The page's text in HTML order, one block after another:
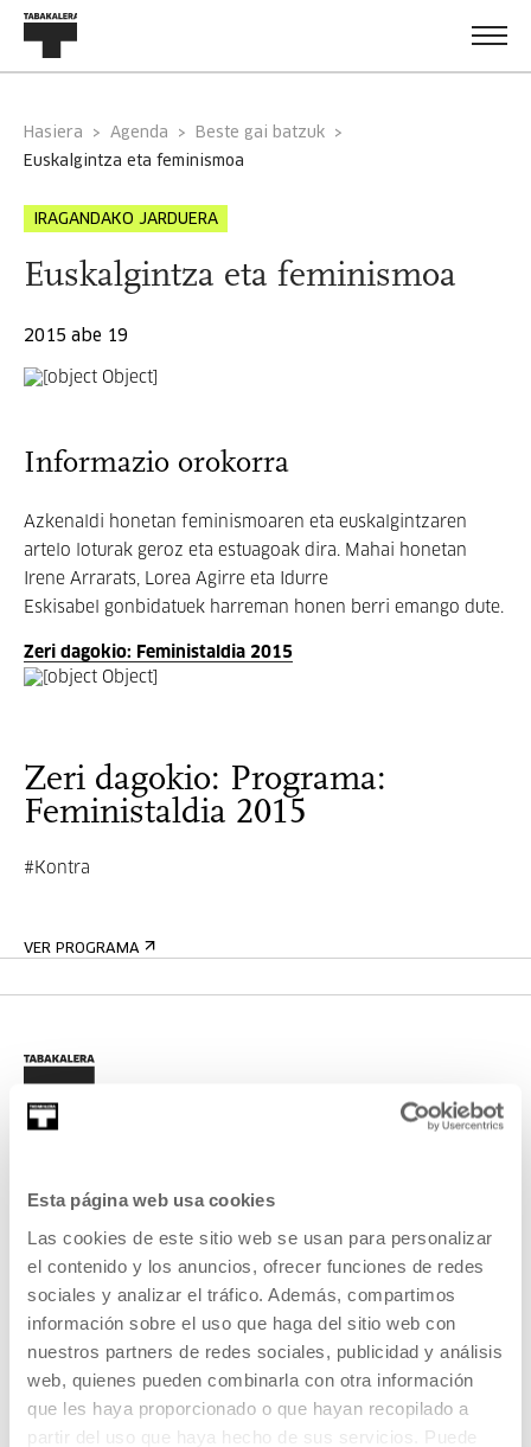
Esta página web usa cookies
Las cookies de este sitio web se usan para personalizar
el contenido y los anuncios, ofrecer funciones de redes
sociales y analizar el tráfico. Además, compartimos
información sobre el uso que haga del sitio web con
nuestros partners de redes sociales, publicidad y análisis
web, quienes pueden combinarla con otra información
que les haya proporcionado o que hayan recopilado a
partir del uso que haya hecho de sus servicios. Puede
Hasiera Agenda
Beste gai batzuk
euskalgintza eta feminismoa
IRAGANDAKO JARDUERA
Euskalgintza eta feminismoa
2015 abe 19
Informazio orokorra
Azkenaldi honetan feminismoaren eta euskalgintzaren
artelo loturak geroz eta estuagoak dira. Mahai honetan
Irene Arrarats, Lorea Agirre eta Idurre
Eskisabel gonbidatuek harreman honen berri emango dute.
Zeri dagokio: Feministaldia 2015
Zeri dagokio: Programa:
Feministaldia 2015
#Kontra
VER PROGRAMA
KONTAKTUA ETA ORDUTEGIAK
NOLA ETORRI
BISITA GIDATUAK